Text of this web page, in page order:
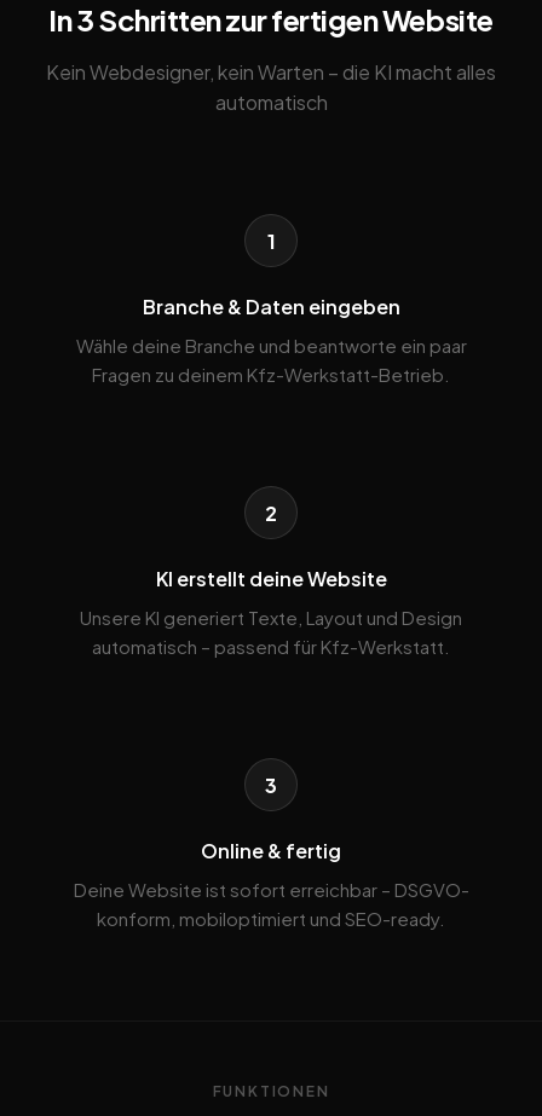
In 3 Schritten zur fertigen Website
Kein Webdesigner, kein Warten – die KI macht alles
automatisch
1
Branche & Daten eingeben
Wähle deine Branche und beantworte ein paar
Fragen zu deinem Kfz-Werkstatt-Betrieb.
2
KI erstellt deine Website
Unsere KI generiert Texte, Layout und Design
automatisch – passend für Kfz-Werkstatt.
3
Online & fertig
Deine Website ist sofort erreichbar – DSGVO-
konform, mobiloptimiert und SEO-ready.
FUNKTIONEN